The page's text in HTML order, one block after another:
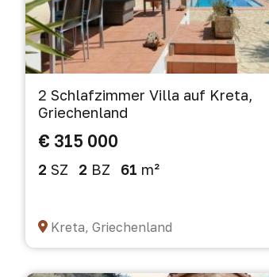
2 Schlafzimmer Villa auf Kreta,
Griechenland
€ 315 000
2 SZ 2 BZ 61 m²
Kreta, Griechenland